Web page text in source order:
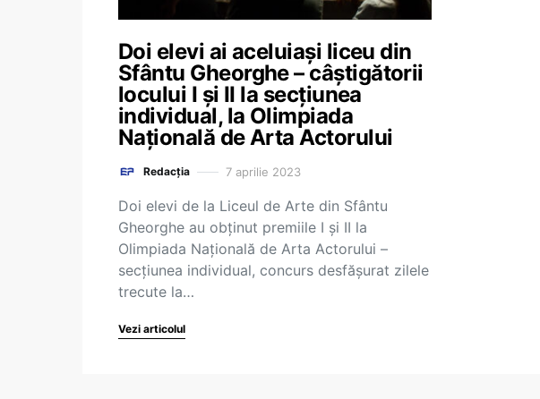
Doi elevi ai aceluiași liceu din
Sfântu Gheorghe – câștigătorii
locului I și II la secțiunea
individual, la Olimpiada
Națională de Arta Actorului
Redacția 7 aprilie 2023
Doi elevi de la Liceul de Arte din Sfântu
Gheorghe au obținut premiile I și II la
Olimpiada Naţională de Arta Actorului –
secțiunea individual, concurs desfăşurat zilele
trecute la…
Vezi articolul